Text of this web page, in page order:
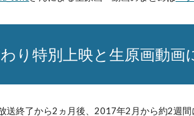
り特別上映と生原画動画
送終了から2ヵ月後、2017年2月から約2週